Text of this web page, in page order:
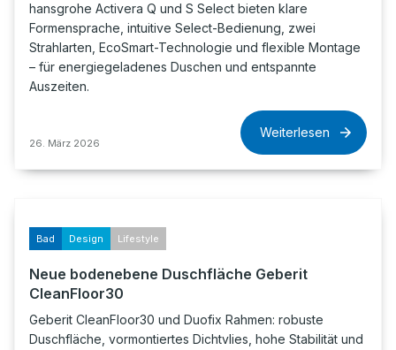
hansgrohe Activera Q und S Select bieten klare
Formensprache, intuitive Select-Bedienung, zwei
Strahlarten, EcoSmart-Technologie und flexible Montage
– für energiegeladenes Duschen und entspannte
Auszeiten.
26. März 2026
Weiterlesen
Bad Design Lifestyle
Neue bodenebene Duschfläche Geberit
CleanFloor30
Geberit CleanFloor30 und Duofix Rahmen: robuste
Duschfläche, vormontiertes Dichtvlies, hohe Stabilität und